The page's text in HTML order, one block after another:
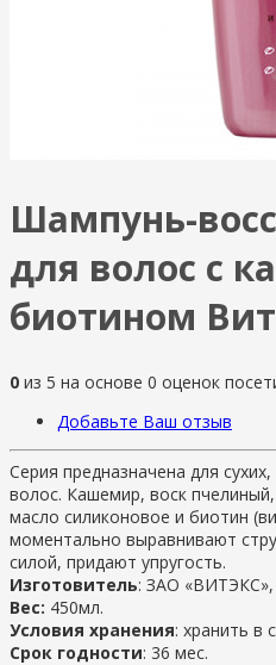
Шампунь-
для волос с
биотином
0 из 5 на основе 0 оценок
Добавьте Ваш отзыв
Серия предназначена для
волос. Кашемир, воск
масло силиконовое и биотин
моментально выравнивают
силой, придают упругость.
Изготовитель: ЗАО «ВИТЭКС»,
Вес: 450мл.
Условия хранения: хранить в
Срок годности: 36 мес.